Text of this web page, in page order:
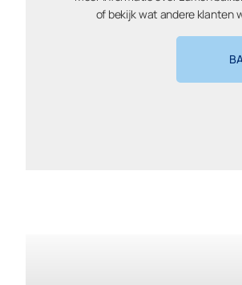
of bekijk wat andere klanten